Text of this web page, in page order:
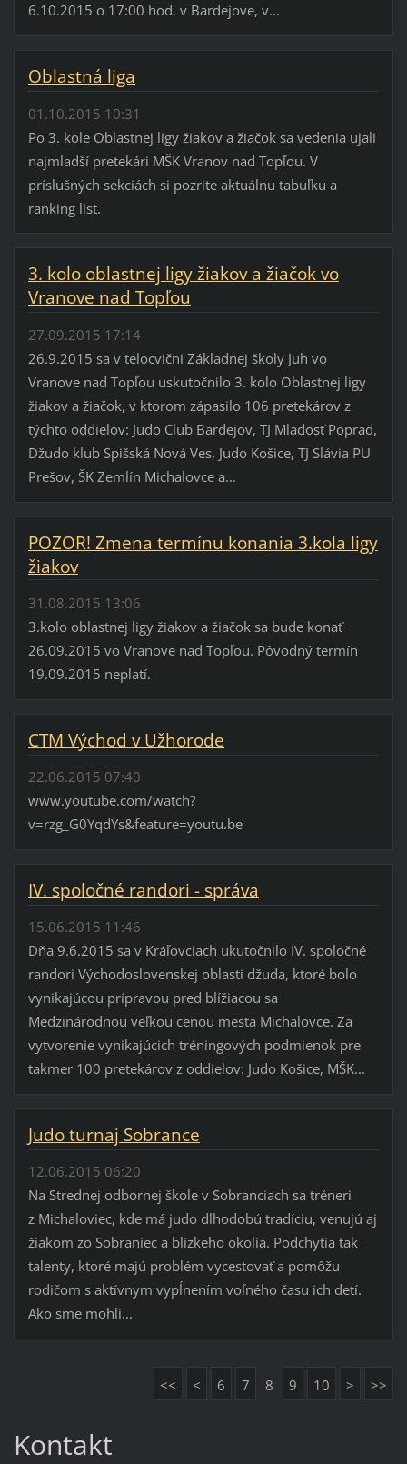
6.10.2015 o 17:00 hod. v Bardejove, v...
Oblastná liga
01.10.2015 10:31
Po 3. kole Oblastnej ligy žiakov a žiačok sa vedenia ujali
najmladší pretekári MŠK Vranov nad Topľou. V
príslušných sekciách si pozrite aktuálnu tabuľku a
ranking list.
3. kolo oblastnej ligy žiakov a žiačok vo
Vranove nad Topľou
27.09.2015 17:14
26.9.2015 sa v telocvični Základnej školy Juh vo
Vranove nad Topľou uskutočnilo 3. kolo Oblastnej ligy
žiakov a žiačok, v ktorom zápasilo 106 pretekárov z
týchto oddielov: Judo Club Bardejov, TJ Mladosť Poprad,
Džudo klub Spišská Nová Ves, Judo Košice, TJ Slávia PU
Prešov, ŠK Zemlín Michalovce a...
POZOR! Zmena termínu konania 3.kola ligy
žiakov
31.08.2015 13:06
3.kolo oblastnej ligy žiakov a žiačok sa bude konať
26.09.2015 vo Vranove nad Topľou. Pôvodný termín
19.09.2015 neplatí.
CTM Východ v Užhorode
22.06.2015 07:40
www.youtube.com/watch?
v=rzg_G0YqdYs&feature=youtu.be
IV. spoločné randori - správa
15.06.2015 11:46
Dňa 9.6.2015 sa v Kráľovciach ukutočnilo IV. spoločné
randori Východoslovenskej oblasti džuda, ktoré bolo
vynikajúcou prípravou pred blížiacou sa
Medzinárodnou veľkou cenou mesta Michalovce. Za
vytvorenie vynikajúcich tréningových podmienok pre
takmer 100 pretekárov z oddielov: Judo Košice, MŠK...
Judo turnaj Sobrance
12.06.2015 06:20
Na Strednej odbornej škole v Sobranciach sa tréneri
z Michaloviec, kde má judo dlhodobú tradíciu, venujú aj
žiakom zo Sobraniec a blízkeho okolia. Podchytia tak
talenty, ktoré majú problém vycestovať a pomôžu
rodičom s aktívnym vypĺnením voľného času ich detí.
Ako sme mohli...
<< < 6 7 8 9 10 > >>
Kontakt